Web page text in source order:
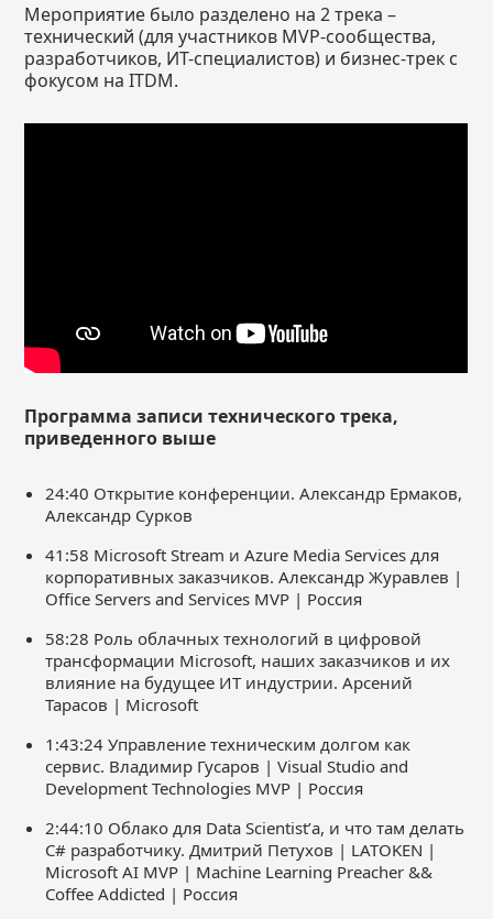
Мероприятие было разделено на 2 трека –
технический (для участников MVP-сообщества,
разработчиков, ИТ-специалистов) и бизнес-трек с
фокусом на ITDM.
Программа записи технического трека,
приведенного выше
24:40 Открытие конференции. Александр Ермаков,
Александр Сурков
41:58 Microsoft Stream и Azure Media Services для
корпоративных заказчиков. Александр Журавлев |
Office Servers and Services MVP | Россия
58:28 Роль облачных технологий в цифровой
трансформации Microsoft, наших заказчиков и их
влияние на будущее ИТ индустрии. Арсений
Тарасов | Microsoft
1:43:24 Управление техническим долгом как
сервис. Владимир Гусаров | Visual Studio and
Development Technologies MVP | Россия
2:44:10 Облако для Data Scientist’а, и что там делать
C# разработчику. Дмитрий Петухов | LATOKEN |
Microsoft AI MVP | Machine Learning Preacher &&
Coffee Addicted | Россия